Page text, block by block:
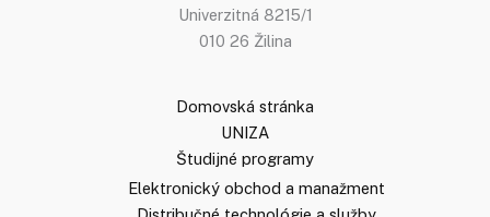
Univerzitná 8215/1
010 26 Žilina
Domovská stránka
UNIZA
Študijné programy
Elektronický obchod a manažment